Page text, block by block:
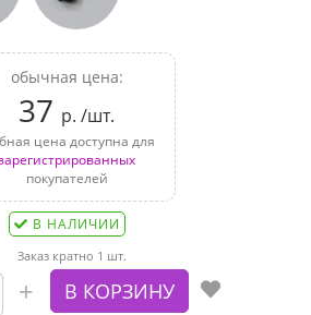
обычная цена:
37 р. /шт.
цена доступна для
покупателей
В НАЛИЧИИ
Заказ кратно 1 шт.